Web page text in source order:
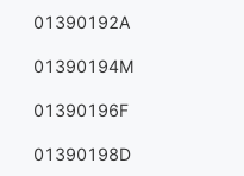
01390192A
01390194M
01390196F
01390198D